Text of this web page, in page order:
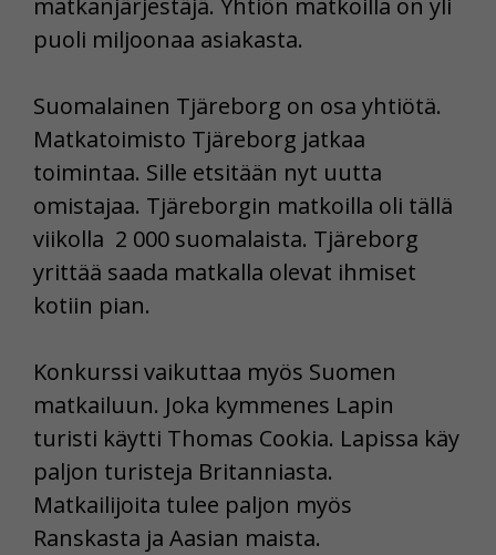
puoli miljoonaa asiakasta.
Suomalainen Tjäreborg on osa yhtiötä.
Matkatoimisto Tjäreborg jatkaa
toimintaa. Sille etsitään nyt uutta
omistajaa. Tjäreborgin matkoilla oli tällä
viikolla 2 000 suomalaista. Tjäreborg
yrittää saada matkalla olevat ihmiset
kotiin pian.
Konkurssi vaikuttaa myös Suomen
matkailuun. Joka kymmenes Lapin
turisti käytti Thomas Cookia. Lapissa käy
paljon turisteja Britanniasta.
Matkailijoita tulee paljon myös
Ranskasta ja Aasian maista.